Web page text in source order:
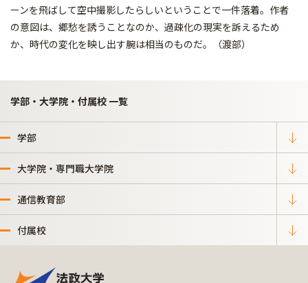
ーンを飛ばして空中撮影したらしいということで一件落着。作者
の意図は、郷愁を誘うことなのか、過疎化の現実を訴えるため
か、時代の変化を映し出す腕は相当のものだ。（渡部）
学部・大学院・付属校 一覧
学部
大学院・専門職大学院
通信教育部
付属校